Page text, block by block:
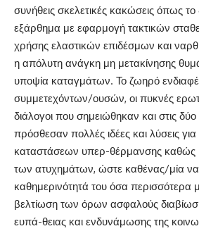
συνήθεις σκελετικές κακώσεις όπως
εξάρθημα με εφαρμογή τακτικών
χρήσης ελαστικών επιδέσμων και
η απόλυτη ανάγκη μη μετακίνησης
υποψία καταγμάτων. Το ζωηρό
συμμετεχόντων/ουσών, οι πυκνές
διάλογοι που σημειώθηκαν και στις δύο
πρόσθεσαν πολλές ιδέες και λύσεις
καταστάσεων υπερ-θέρμανσης καθώς
των ατυχημάτων, ώστε καθένας/μία
καθημερινότητά του όσα περισσότερα
βελτίωση των όρων ασφαλούς
ευπά-θειας και ενδυνάμωσης της